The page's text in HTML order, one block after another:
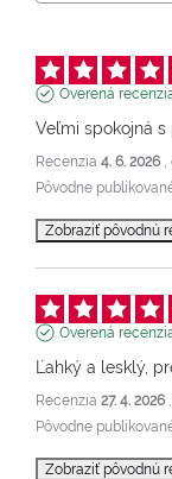
Overená
Veľmi spokojná
Recenzia 4. 6. 2026
Pôvodne
Zobraziť pôvodnú
Overená
Ľahký a lesklý,
Recenzia 27. 4. 2026
Pôvodne
Zobraziť pôvodnú